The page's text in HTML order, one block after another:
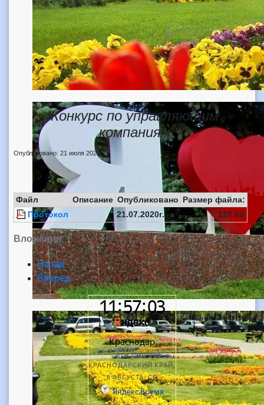
Конкурс по управляющим
компаниям
Опубликовано: 21 июля 2020
Вложения:
Файл Описание Опубликовано Размер файла:
Протокол
21.07.2020г. 127 Кб
Назад
Вперед